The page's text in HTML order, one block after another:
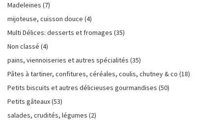
Madeleines (7)
mijoteuse, cuisson douce (4)
Multi Délices: desserts et fromages (35)
Non classé (4)
pains, viennoiseries et autres spécialités (35)
Pâtes à tartiner, confitures, céréales, coulis, chutney & co (18)
Petits biscuits et autres délicieuses gourmandises (50)
Petits gâteaux(53)
salades, crudités, légumes (2)